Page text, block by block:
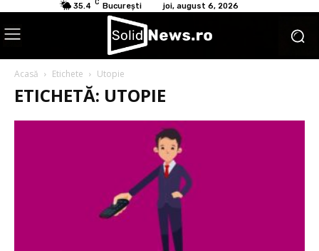
35.4 C București joi, august 6, 2026
Acasă Etichete Utopie
ETICHETĂ: UTOPIE